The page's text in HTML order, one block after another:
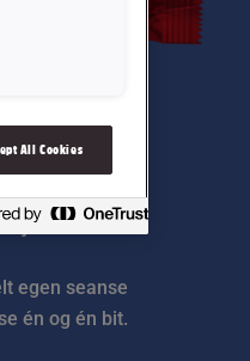
egen seanse
én og én bit.
All Cookies